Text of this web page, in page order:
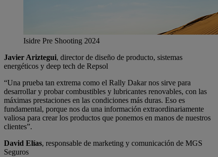
Isidre Pre Shooting 2024
Javier Ariztegui, director de diseño de producto, sistemas
energéticos y deep tech de Repsol
“Una prueba tan extrema como el Rally Dakar nos sirve para
desarrollar y probar combustibles y lubricantes renovables, con las
máximas prestaciones en las condiciones más duras. Eso es
fundamental, porque nos da una información extraordinariamente
valiosa para crear los productos que ponemos en manos de nuestros
clientes”.
David Elías, responsable de marketing y comunicación de MGS
Seguros